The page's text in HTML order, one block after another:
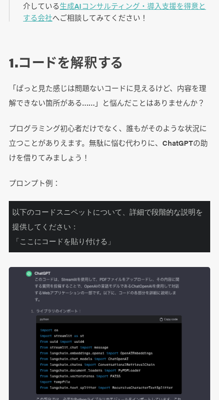
介している生成AIコンサルティング・導入支援を得意と
する会社へご相談してみてください！
1.コードを解釈する
「ぱっと見た感じは問題ないコードに見えるけど、内容を理
解できない箇所がある……」と悩んだことはありませんか？
プログラミング初心者だけでなく、誰もがそのような状況に
立つことがありえます。無駄に悩む代わりに、ChatGPTの助
けを借りてみましょう！
プロンプト例：
以下のコードスニペットについて、詳細で段階的な説明を
提供してください：
「ここにコードを貼り付ける」